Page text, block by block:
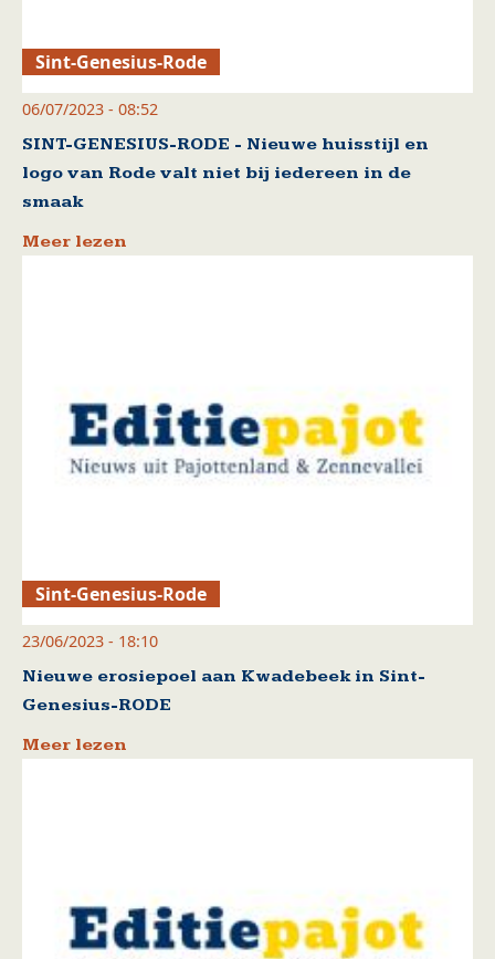
Sint-Genesius-Rode
06/07/2023 - 08:52
SINT-GENESIUS-RODE - Nieuwe huisstijl en
logo van Rode valt niet bij iedereen in de
smaak
Meer lezen
Sint-Genesius-Rode
23/06/2023 - 18:10
Nieuwe erosiepoel aan Kwadebeek in Sint-
Genesius-RODE
Meer lezen